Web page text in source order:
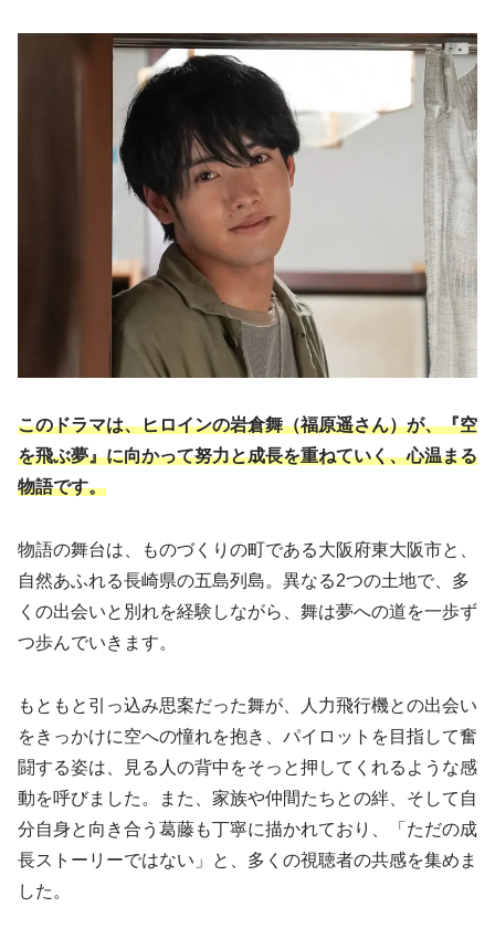
このドラマは、ヒロインの岩倉舞（福原遥さん）が、『空
を飛ぶ夢』に向かって努力と成長を重ねていく、心温まる
物語です。
物語の舞台は、ものづくりの町である大阪府東大阪市と、
自然あふれる長崎県の五島列島。異なる2つの土地で、多
くの出会いと別れを経験しながら、舞は夢への道を一歩ず
つ歩んでいきます。
もともと引っ込み思案だった舞が、人力飛行機との出会い
をきっかけに空への憧れを抱き、パイロットを目指して奮
闘する姿は、見る人の背中をそっと押してくれるような感
動を呼びました。また、家族や仲間たちとの絆、そして自
分自身と向き合う葛藤も丁寧に描かれており、「ただの成
長ストーリーではない」と、多くの視聴者の共感を集めま
した。